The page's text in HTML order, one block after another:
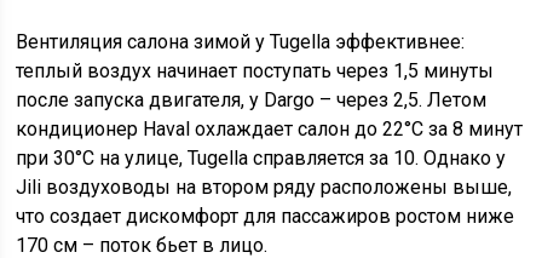
Вентиляция салона зимой у Tugella эффективнее:
теплый воздух начинает поступать через 1,5 минуты
после запуска двигателя, у Dargo – через 2,5. Летом
кондиционер Haval охлаждает салон до 22°C за 8 минут
при 30°C на улице, Tugella справляется за 10. Однако у
Jili воздуховоды на втором ряду расположены выше,
что создает дискомфорт для пассажиров ростом ниже
170 см – поток бьет в лицо.